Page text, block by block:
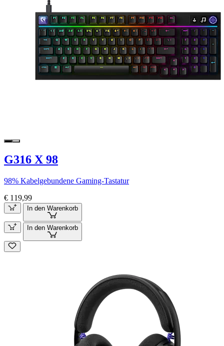
G316 X 98
98% Kabelgebundene Gaming-Tastatur
€ 119,99
In den Warenkorb
In den Warenkorb